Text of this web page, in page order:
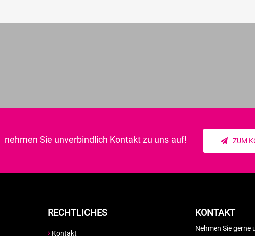
nehmen Sie unverbindlich Kontakt zu uns auf! ZUM
RECHTLICHES
Kontakt
KONTAKT
Nehmen Sie